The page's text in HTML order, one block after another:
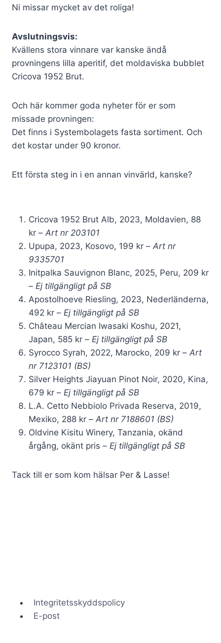
Ni missar mycket av det roliga!
Avslutningsvis:
Kvällens stora vinnare var kanske ändå
provningens lilla aperitif, det moldaviska bubblet
Cricova 1952 Brut.
Och här kommer goda nyheter för er som
missade provningen:
Det finns i Systembolagets fasta sortiment. Och
det kostar under 90 kronor.
Ett första steg in i en annan vinvärld, kanske?
Cricova 1952 Brut Alb, 2023, Moldavien, 88
kr – Art nr 203101
Upupa, 2023, Kosovo, 199 kr – Art nr
9335701
Initpalka Sauvignon Blanc, 2025, Peru, 209 kr
– Ej tillgängligt på SB
Apostolhoeve Riesling, 2023, Nederländerna,
492 kr – Ej tillgängligt på SB
Château Mercian Iwasaki Koshu, 2021,
Japan, 585 kr – Ej tillgängligt på SB
Syrocco Syrah, 2022, Marocko, 209 kr – Art
nr 7123101 (BS)
Silver Heights Jiayuan Pinot Noir, 2020, Kina,
679 kr – Ej tillgängligt på SB
L.A. Cetto Nebbiolo Privada Reserva, 2019,
Mexiko, 288 kr – Art nr 7188601 (BS)
Oldvine Kisitu Winery, Tanzania, okänd
årgång, okänt pris – Ej tillgängligt på SB
Tack till er som kom hälsar Per & Lasse!
Integritetsskyddspolicy
E-post